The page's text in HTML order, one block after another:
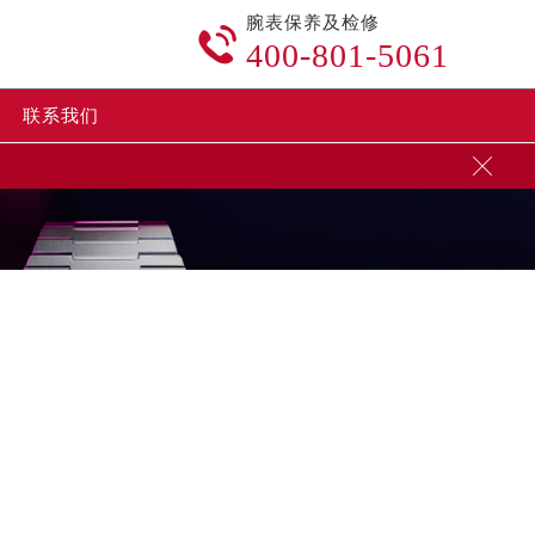

腕表保养及检修
400-801-5061
联系我们

加拨“+86”）